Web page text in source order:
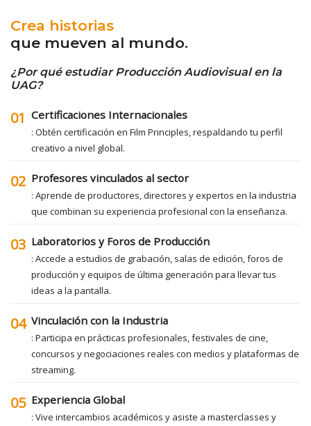
Crea historias
que mueven al mundo.
¿Por qué estudiar Producción Audiovisual en la
UAG?
01 Certificaciones Internacionales
: Obtén certificación en Film Principles, respaldando tu perfil
creativo a nivel global.
02 Profesores vinculados al sector
: Aprende de productores, directores y expertos en la industria
que combinan su experiencia profesional con la enseñanza.
03 Laboratorios y Foros de Producción
: Accede a estudios de grabación, salas de edición, foros de
producción y equipos de última generación para llevar tus
ideas a la pantalla.
04 Vinculación con la Industria
: Participa en prácticas profesionales, festivales de cine,
concursos y negociaciones reales con medios y plataformas de
streaming.
05 Experiencia Global
: Vive intercambios académicos y asiste a masterclasses y